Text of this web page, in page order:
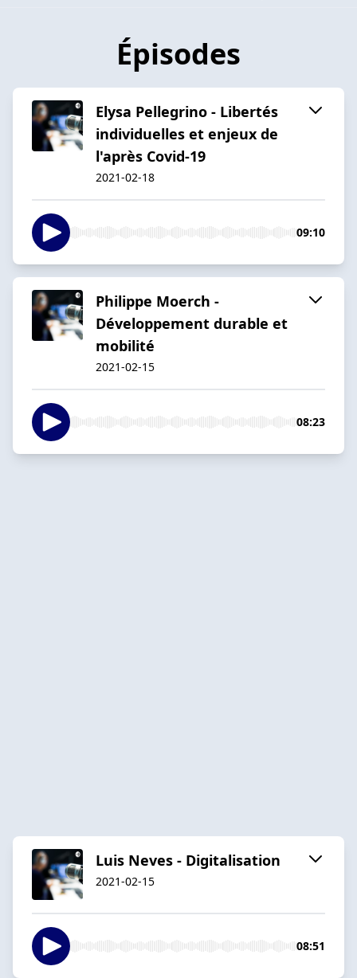
Épisodes
Elysa Pellegrino - Libertés
individuelles et enjeux de
l'après Covid-19
2021-02-18
09:10
Philippe Moerch -
Développement durable et
mobilité
2021-02-15
08:23
Luis Neves - Digitalisation
2021-02-15
08:51